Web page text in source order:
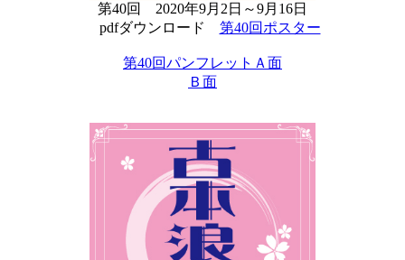
第40回 2020年9月2日～9月16日
pdfダウンロード 第40回ポスター
第40回パンフレットＡ面
Ｂ面